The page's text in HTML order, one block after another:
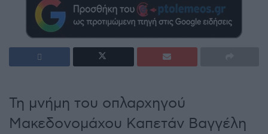
Τη μνήμη του οπλαρχηγού
Μακεδονομάχου Καπετάν Βαγγέλη